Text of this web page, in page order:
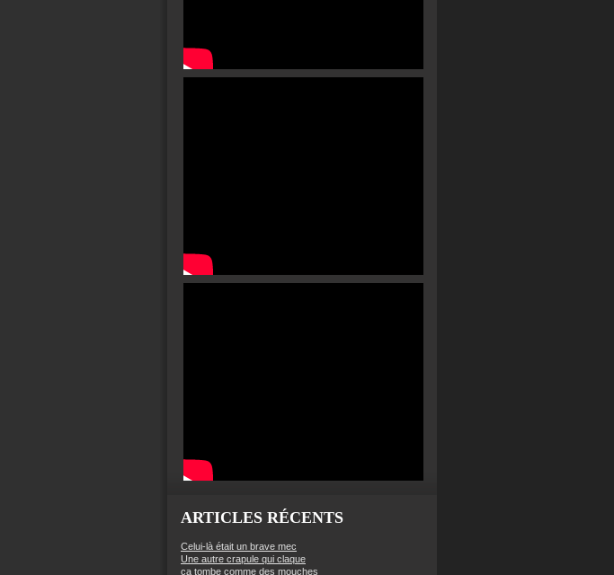
ARTICLES RÉCENTS
Celui-là était un brave mec
Une autre crapule qui claque
ça tombe comme des mouches